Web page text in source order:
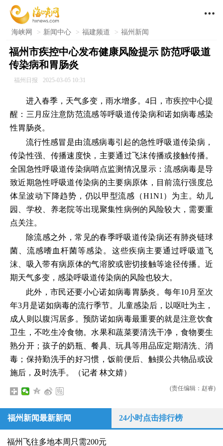

海峡网 > 新闻中心 > 福建频道 > 福州新闻
福州市疾控中心发布健康风险提示 防范呼吸道
传染病和胃肠炎
福州日报 2025-03-05 10:31
进入春季，天气多变，雨水增多。4日，市疾控中心提
醒：三月应注意防范流感等呼吸道传染病和诺如病毒感染
性胃肠炎。
流行性感冒是由流感病毒引起的急性呼吸道传染病，
传染性强、传播速度快，主要通过飞沫传播或接触传播。
全国急性呼吸道传染病哨点监测情况显示：流感病毒是导
致近期急性呼吸道传染病的主要病原体，目前流行强度总
体呈波动下降趋势，仍以甲型流感（H1N1）为主。幼儿
园、学校、养老院等出现聚集性病例的风险较大，需要重
点关注。
除流感之外，常见的春季呼吸道传染病还有肺炎链球
菌、流感嗜血杆菌等感染。这些疾病主要通过呼吸道飞
沫、吸入带有病原体的气溶胶或密切接触等途径传播。近
期天气多变，感染呼吸道传染病的风险也较大。
此外，市民还要小心诺如病毒胃肠炎。每年10月至次
年3月是诺如病毒的流行季节。儿童感染后，以呕吐为主，
成人则以腹泻居多。预防诺如病毒最重要的就是注意饮食
卫生，不吃生冷食物。水果和蔬菜要清洗干净，食物要生
熟分开；孩子的奶瓶、餐具、玩具等用品应定期清洗、消
毒；保持勤洗手的好习惯，饭前便后、触摸公共物品或设
施后，及时洗手。（记者 林文婧）
(责任编辑：赵睿)
福州新闻最新新闻 24小时点击排行榜
福州飞往多地本周只需200元